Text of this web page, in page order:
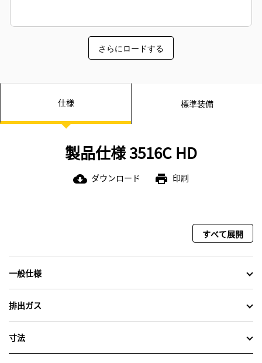
さらにロードする
仕様 標準装備
製品仕様 3516C HD
cloud_download ダウンロード print 印刷
すべて展開
一般仕様
排出ガス
寸法